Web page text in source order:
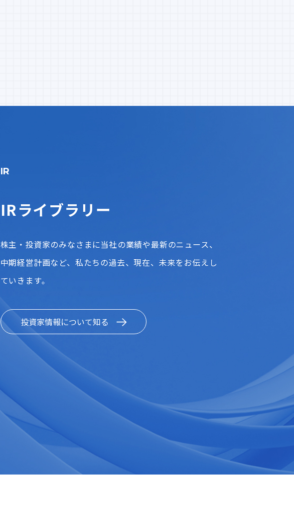
IR
IRライブラリー
株主・投資家のみなさまに当社の業績や最新のニュース、
中期経営計画など、私たちの過去、現在、未来をお伝えし
ていきます。
投資家情報について知る